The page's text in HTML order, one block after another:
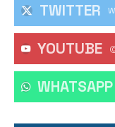
TWITTER
YOUTUBE
WHATSAPP